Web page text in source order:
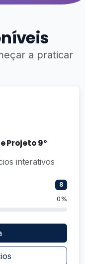
a praticar
Projeto 9º
interativos
8
0%